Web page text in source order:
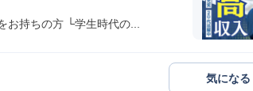
お持ちの方 └学生時代の...
気になる